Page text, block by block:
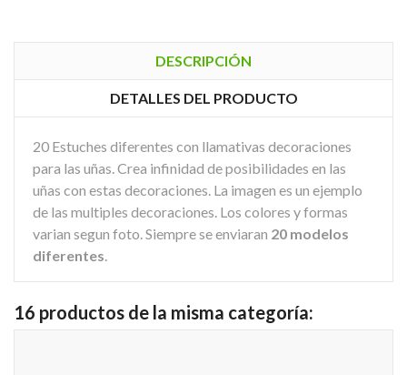
DESCRIPCIÓN
DETALLES DEL PRODUCTO
20 Estuches diferentes con llamativas decoraciones
para las uñas. Crea infinidad de posibilidades en las
uñas con estas decoraciones. La imagen es un ejemplo
de las multiples decoraciones. Los colores y formas
varian segun foto. Siempre se enviaran 20 modelos
diferentes.
16 productos de la misma categoría: